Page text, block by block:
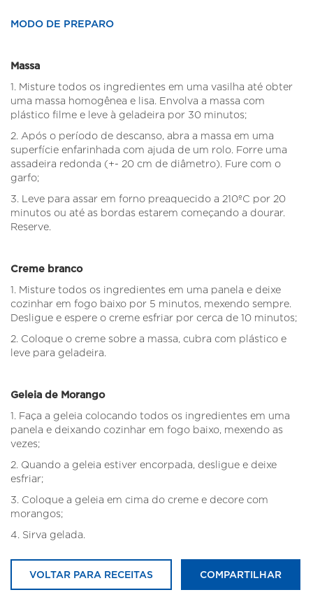
MODO DE PREPARO
Massa
1. Misture todos os ingredientes em uma vasilha até obter
uma massa homogênea e lisa. Envolva a massa com
plástico filme e leve à geladeira por 30 minutos;
2. Após o período de descanso, abra a massa em uma
superfície enfarinhada com ajuda de um rolo. Forre uma
assadeira redonda (+- 20 cm de diâmetro). Fure com o
garfo;
3. Leve para assar em forno preaquecido a 210ºC por 20
minutos ou até as bordas estarem começando a dourar.
Reserve.
Creme branco
1. Misture todos os ingredientes em uma panela e deixe
cozinhar em fogo baixo por 5 minutos, mexendo sempre.
Desligue e espere o creme esfriar por cerca de 10 minutos;
2. Coloque o creme sobre a massa, cubra com plástico e
leve para geladeira.
Geleia de Morango
1. Faça a geleia colocando todos os ingredientes em uma
panela e deixando cozinhar em fogo baixo, mexendo as
vezes;
2. Quando a geleia estiver encorpada, desligue e deixe
esfriar;
3. Coloque a geleia em cima do creme e decore com
morangos;
4. Sirva gelada.
VOLTAR PARA RECEITAS COMPARTILHAR